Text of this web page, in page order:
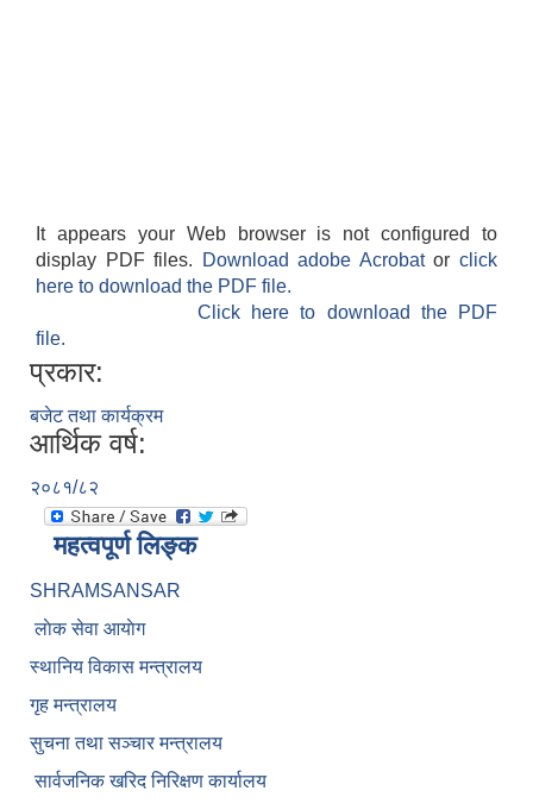
It appears your Web browser is not configured to
display PDF files.
Download adobe Acrobatorclick
here to download the PDF file.
Click here to download the PDF
file.
प्रकार:
बजेट तथा कार्यक्रम
आर्थिक वर्ष:
२०८१/८२
महत्वपूर्ण लिङ्क
SHRAMSANSAR
लाेक सेवा आयाेग
स्थानिय विकास मन्त्रालय
गृह मन्त्रालय
सुचना तथा सञ्चार मन्त्रालय
सार्वजनिक खरिद निरिक्षण कार्यालय